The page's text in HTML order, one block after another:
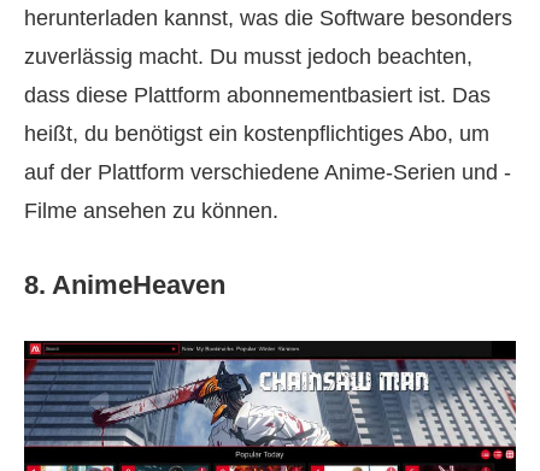
herunterladen kannst, was die Software besonders
zuverlässig macht. Du musst jedoch beachten,
dass diese Plattform abonnementbasiert ist. Das
heißt, du benötigst ein kostenpflichtiges Abo, um
auf der Plattform verschiedene Anime-Serien und -
Filme ansehen zu können.
8. AnimeHeaven